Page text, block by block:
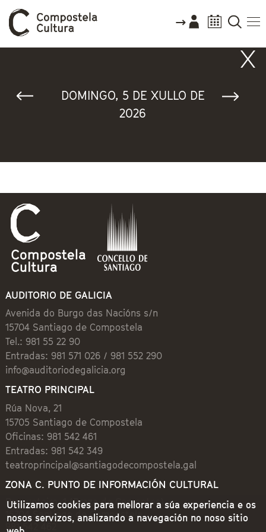
DOMINGO, 5 DE XULLO DE
2026
AUDITORIO DE GALICIA
Avenida do Burgo das Nacións s/n
15704 Santiago de Compostela
Tel.: 981 55 22 90
Entradas: 981 571 026 / 981 552 290
info@auditoriodegalicia.org
TEATRO PRINCIPAL
Rúa Nova, 21
15705 Santiago de Compostela
Oficinas: 981 542 461
Entradas: 981 542 349
teatroprincipal@santiagodecompostela.gal
ZONA C. PUNTO DE INFORMACIÓN CULTURAL
Preguntoiro, 1 (Praza de Cervantes)
15704 Santiago de Compostela
981 542 462
Utilizamos cookies para mellorar a súa experiencia e os
nosos servizos, analizando a navegación no noso sitio